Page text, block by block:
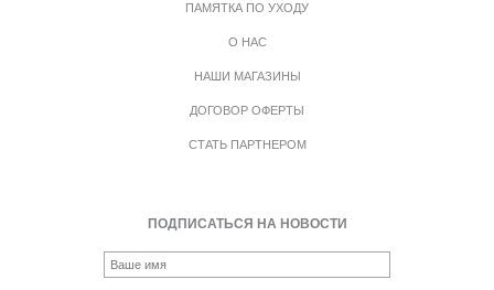
ПАМЯТКА ПО УХОДУ
О НАС
НАШИ МАГАЗИНЫ
ДОГОВОР ОФЕРТЫ
СТАТЬ ПАРТНЕРОМ
ПОДПИСАТЬСЯ НА НОВОСТИ